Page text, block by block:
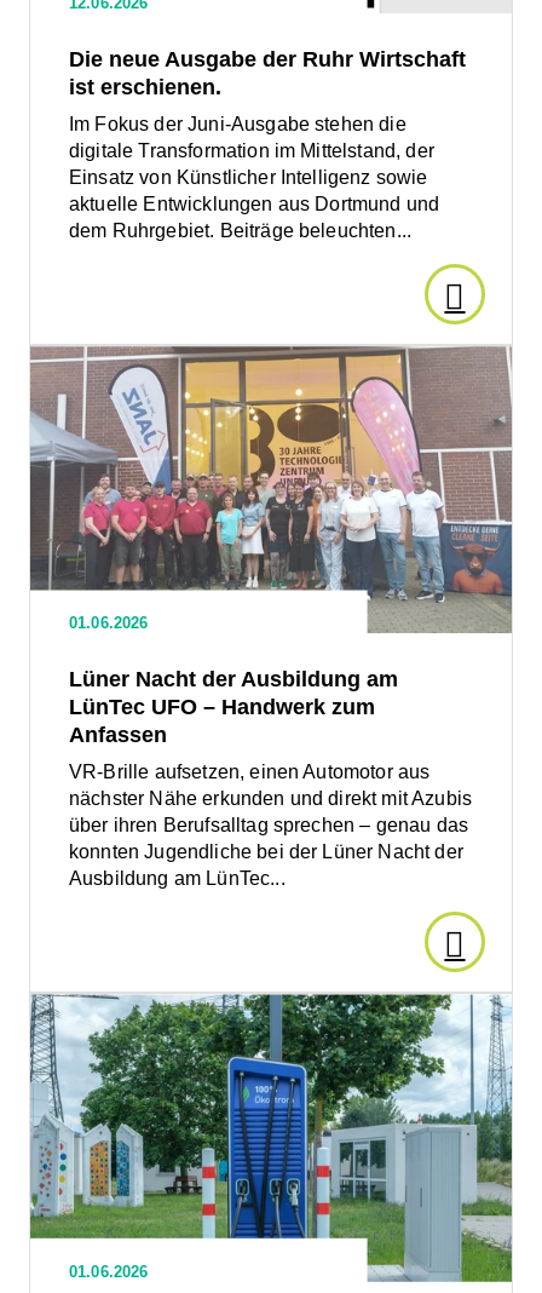
bündelt
Lünen
Die neue Ausgabe der Ruhr Wirtschaft
ist erschienen.
Im Fokus der Juni-Ausgabe stehen die
digitale Transformation im Mittelstand, der
Einsatz von Künstlicher Intelligenz sowie
aktuelle Entwicklungen aus Dortmund und
dem Ruhrgebiet. Beiträge beleuchten...
Den
Artikel
lesen:
Die
neue
Ausgabe
erschienen.
01.06.2026
Lüner Nacht der Ausbildung am
LünTec UFO – Handwerk zum
Anfassen
VR-Brille aufsetzen, einen Automotor aus
nächster Nähe erkunden und direkt mit Azubis
über ihren Berufsalltag sprechen – genau das
konnten Jugendliche bei der Lüner Nacht der
Ausbildung am LünTec...
Den
Artikel
lesen:
Lüner
Nacht
der
Den
Artikel
lesen:
Lüner
Nacht
der
Ausbildung
am
LünTec
Anfassen
01.06.2026
Den
Artikel
lesen:
Förderung
von
Ladeinfrastruktur
für
E-
LKW: